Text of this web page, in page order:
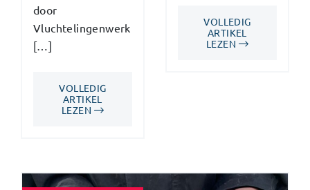
door
Vluchtelingenwerk
[…]
VOLLEDIG
ARTIKEL
LEZEN
VOLLEDIG
ARTIKEL
LEZEN